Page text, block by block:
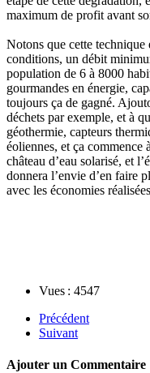
maximum de profit avant
Notons que cette
conditions, un débit
population de 6 à 8000
gourmandes en énergie,
toujours ça de gagné.
déchets par exemple, et à
géothermie, capteurs
éoliennes, et ça commence
château d’eau solarisé, et
donnera l’envie d’en faire
avec les économies
Vues : 4547
Précédent
Suivant
Ajouter un Commentaire